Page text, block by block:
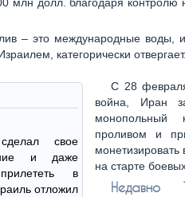
– это международные воды,
категорически отвергает.
свое
и даже
в
отложил
С 28
война, Иран
монопольный
проливом и
на старте
Недавно